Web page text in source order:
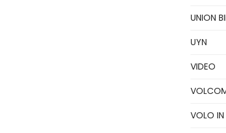
UNION
UYN
VIDEO
VOLO IN